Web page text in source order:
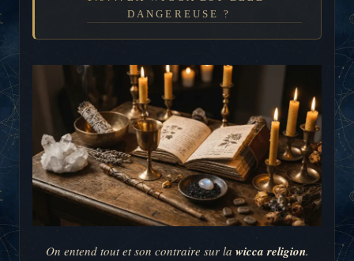
DANGEREUSE ?
On entend tout et son contraire sur la wicca religion.